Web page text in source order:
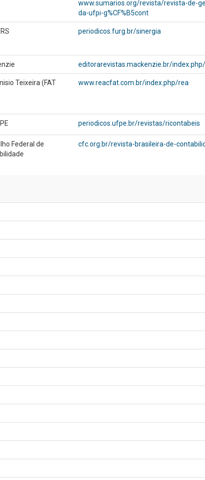
www.sumarios.org/revista/revista-de-
da-ufpi-g%CF%B5cont
periodicos.furg.br/sinergia
editorarevistas.mackenzie.br/
Teixeira (FAT www.reacfat.com.br/index.php/rea
periodicos.ufpe.br/revistas/ricontabeis
Federal de
cfc.org.br/revista-brasileira-de-